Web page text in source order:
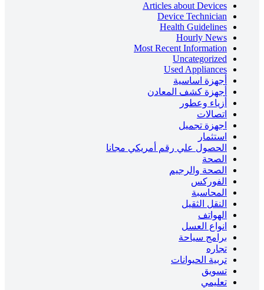
Articles about Devices
Device Technician
Health Guidelines
Hourly News
Most Recent Information
Uncategorized
Used Appliances
أجهزة اساسية
أجهزة كشف المعادن
أزياء وعطور
اتصالات
اجهزة تجميل
استثمار
الحصول علي رقم أمريكي مجانا
الصحة
الصحة والرجيم
الفوركس
المحاسبة
النقل الثقيل
الهواتف
انواع العسل
برامج سياحة
تجاره
تربية الحيوانات
تسويق
تعليمي